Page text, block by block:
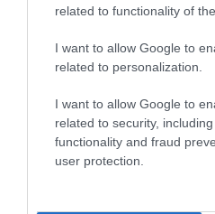
related to functionality of
I want to allow Google to
related to personalization.
I want to allow Google to
related to security,
functionality and fraud
user protection.